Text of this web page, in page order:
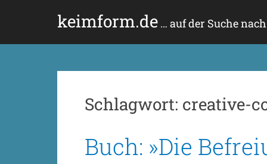
keimform.de … auf der Suche
Schlagwort: creative-
Buch: »Die